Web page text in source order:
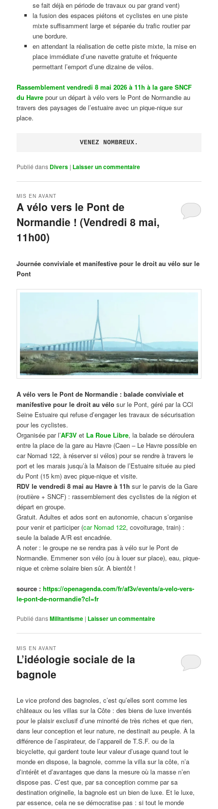
se fait déjà en période de travaux ou par grand vent)
la fusion des espaces piétons et cyclistes en une piste
mixte suffisamment large et séparée du trafic routier par
une bordure.
en attendant la réalisation de cette piste mixte, la mise en
place immédiate d’une navette gratuite et fréquente
permettant l’emport d’une dizaine de vélos.
Rassemblement vendredi 8 mai 2026 à 11h à la gare SNCF
du Havre pour un départ à vélo vers le Pont de Normandie au
travers des paysages de l’estuaire avec un pique-nique sur
place.
VENEZ NOMBREUX.
Publié dans Divers | Laisser un commentaire
A vélo vers le Pont de
Normandie ! (Vendredi 8 mai,
11h00)
MIS EN AVANT
Journée conviviale et manifestive pour le droit au vélo sur le
Pont
A vélo vers le Pont de Normandie : balade conviviale et
manifestive pour le droit au vélo sur le Pont, géré par la CCI
Seine Estuaire qui refuse d’engager les travaux de sécurisation
pour les cyclistes.
Organisée par l’AF3V et La Roue Libre, la balade se déroulera
entre la place de la gare au Havre (Caen – Le Havre possible en
car Nomad 122, à réserver si vélos) pour se rendre à travers le
port et les marais jusqu’à la Maison de l’Estuaire située au pied
du Pont (15 km) avec pique-nique et visite.
RDV le vendredi 8 mai au Havre à 11h sur le parvis de la Gare
(routière + SNCF) : rassemblement des cyclistes de la région et
départ en groupe.
Gratuit. Adultes et ados sont en autonomie, chacun s’organise
pour venir et participer (car Nomad 122, covoiturage, train) :
seule la balade A/R est encadrée.
A noter : le groupe ne se rendra pas à vélo sur le Pont de
Normandie. Emmener son vélo (ou à louer sur place), eau, pique-
nique et crème solaire bien sûr. A bientôt !
source :https://openagenda.com/fr/af3v/events/a-velo-vers-
le-pont-de-normandie?cl=fr
Publié dansMilitantisme | Laisser un commentaire
L’idéologie sociale de la
bagnole
MIS EN AVANT
Le vice profond des bagnoles, c’est qu’elles sont comme les
châteaux ou les villas sur la Côte : des biens de luxe inventés
pour le plaisir exclusif d’une minorité de très riches et que rien,
dans leur conception et leur nature, ne destinait au peuple. À la
différence de l’aspirateur, de l’appareil de T.S.F. ou de la
bicyclette, qui gardent toute leur valeur d’usage quand tout le
monde en dispose, la bagnole, comme la villa sur la côte, n’a
d’intérêt et d’avantages que dans la mesure où la masse n’en
dispose pas. C’est que, par sa conception comme par sa
destination originelle, la bagnole est un bien de luxe. Et le luxe,
par essence, cela ne se démocratise pas : si tout le monde